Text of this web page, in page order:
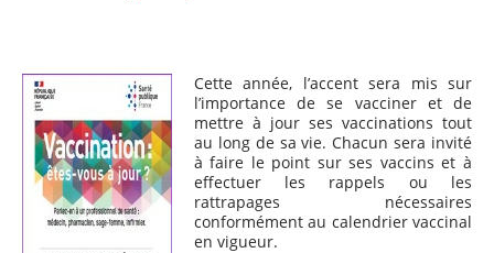
Cette année, l’accent sera mis sur
l’importance de se vacciner et de
mettre à jour ses vaccinations tout
au long de sa vie. Chacun sera invité
à faire le point sur ses vaccins et à
effectuer les rappels ou les
rattrapages nécessaires
conformément au calendrier vaccinal
en vigueur.